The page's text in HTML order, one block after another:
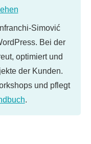
Simović
Bei der
optimiert und
der Kunden.
und pflegt
.